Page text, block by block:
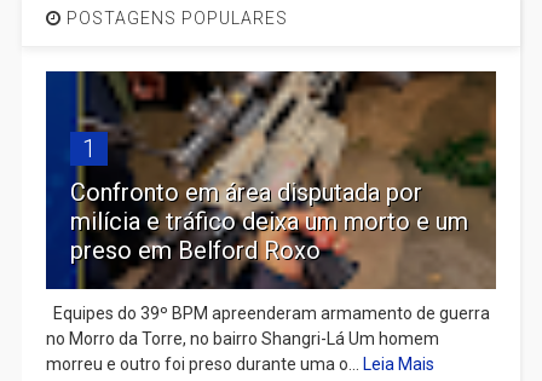
POSTAGENS POPULARES
1
Confronto em área disputada por
milícia e tráfico deixa um morto e um
preso em Belford Roxo
Equipes do 39º BPM apreenderam armamento de guerra
no Morro da Torre, no bairro Shangri-Lá Um homem
morreu e outro foi preso durante uma o...
Leia Mais